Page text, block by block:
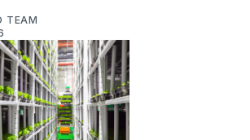
TEAM